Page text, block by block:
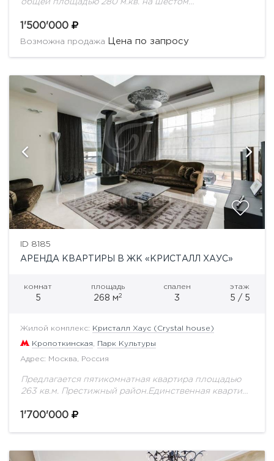
общей площадью 280 м.кв. на шестом
проект комплексной реновации исторического
здания - бывшего доходного дома, возведенного...
1'500'000
Возможна продажа Цена по запросу
ID 8185
АРЕНДА КВАРТИРЫ В ЖК «КРИСТАЛЛ ХАУС»
комнат
5
площадь
268 м2
спален
3
этаж
5 / 5
Жилой комплекс: Кристалл Хаус (Crystal house)
Кропоткинская Парк Культуры
Адрес: Москва, Россия
Предлагается пятикомнатная квартира площадью
263 кв.м. Престижный район.Единственная квартира
Планировка квартиры: кухня объединена с зоной
1'700'000